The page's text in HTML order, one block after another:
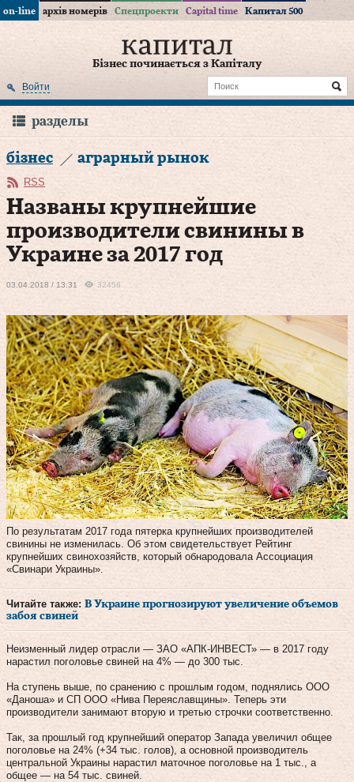
on-line архів номерів Спецпроекти Capital time Капитал 500
Бізнес починається з Капіталу
Войти
разделы
бізнес аграрный рынок
RSS
Названы крупнейшие
производители свинины в
Украине за 2017 год
03.04.2018 / 13:31 32456
По результатам 2017 года пятерка крупнейших производителей
свинины не изменилась. Об этом свидетельствует Рейтинг
крупнейших свинохозяйств, который обнародовала Ассоциация
«Свинари Украины».
Читайте также: В Украине прогнозируют увеличение объемов
забоя свиней
Неизменный лидер отрасли — ЗАО «АПК-ИНВЕСТ» — в 2017 году
нарастил поголовье свиней на 4% — до 300 тыс.
На ступень выше, по сранению с прошлым годом, поднялись ООО
«Даноша» и СП ООО «Нива Переяславщины». Теперь эти
производители занимают вторую и третью строчки соответственно.
Так, за прошлый год крупнейший оператор Запада увеличил общее
поголовье на 24% (+34 тыс. голов), а основной производитель
центральной Украины нарастил маточное поголовье на 1 тыс., а
общее — на 54 тыс. свиней.